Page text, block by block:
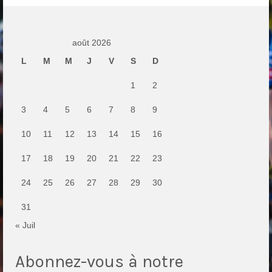
août 2026
L
M M J V S D
1 2
3 4 5 6 7 8 9
10 11 12 13 14 15 16
17 18 19 20 21 22 23
24 25 26 27 28 29 30
31
« Juil
Abonnez-vous à notre